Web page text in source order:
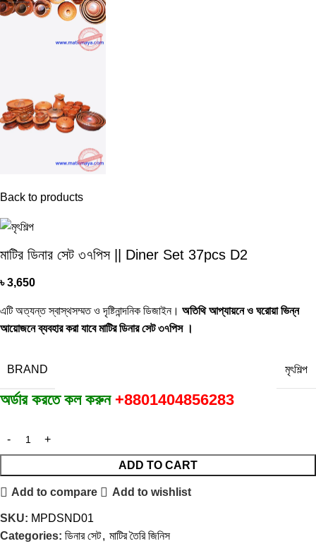
Back to products
মাটির ডিনার সেট ৩৭পিস || Diner Set 37pcs D2
৳3,650
এটি অত্যন্ত স্বাস্থসম্মত ও দৃষ্টিনান্দনিক ডিজাইন। অতিথি আপ্যায়নে ও ঘরোয়া ভিন্ন
আয়োজনে ব্যবহার করা যাবে মাটির ডিনার সেট ৩৭পিস ।
BRAND মৃৎশিল্প
অর্ডার করতে কল করুন +8801404856283
ADD TO CART
Add to compare Add to wishlist
SKU: MPDSND01
Categories: ডিনার সেট, মাটির তৈরি জিনিস